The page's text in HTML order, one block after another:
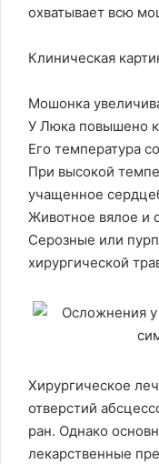
охватывает всю
Клиническая
Мошонка
У Люка повышено
Его температура
При высокой
учащенное
Животное вялое и
Серозные или
хирургической
Хирургическое
отверстий
ран. Однако
лекарственные